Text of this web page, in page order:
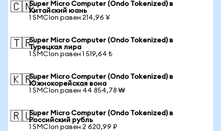
🇨🇳Super Micro Computer (Ondo Tokenized) в
Китайский юань
1 SMCIon равен 214,96 ¥
🇹🇷Super Micro Computer (Ondo Tokenized) в
Турецкая лира
1 SMCIon равен 1 519,64 ₺
🇰🇷Super Micro Computer (Ondo Tokenized) в
Южнокорейская вона
1 SMCIon равен 44 854,78 ₩
🇷🇺Super Micro Computer (Ondo Tokenized) в
Российский рубль
1 SMCIon равен 2 620,99 ₽